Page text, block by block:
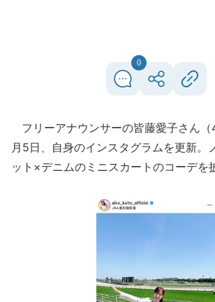
0
フリーアナウンサーの皆藤愛子さん
月5日、自身のインスタグラムを更新。
ット×デニムのミニスカートのコーデを